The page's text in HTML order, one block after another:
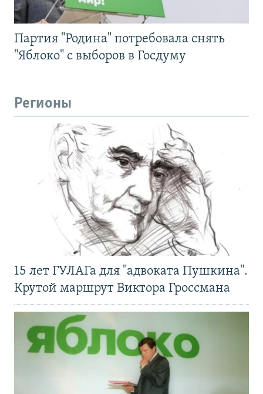
Партия "Родина" потребовала снять
"Яблоко" с выборов в Госдуму
Регионы
15 лет ГУЛАГа для "адвоката Пушкина".
Крутой маршрут Виктора Гроссмана